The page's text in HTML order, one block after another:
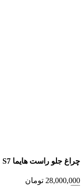
چراغ جلو راست هایما S7
28,000,000 تومان